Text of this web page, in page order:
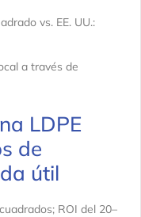
vs. EE. UU.:
a través de
LDPE
de
útil
ROI del 20–